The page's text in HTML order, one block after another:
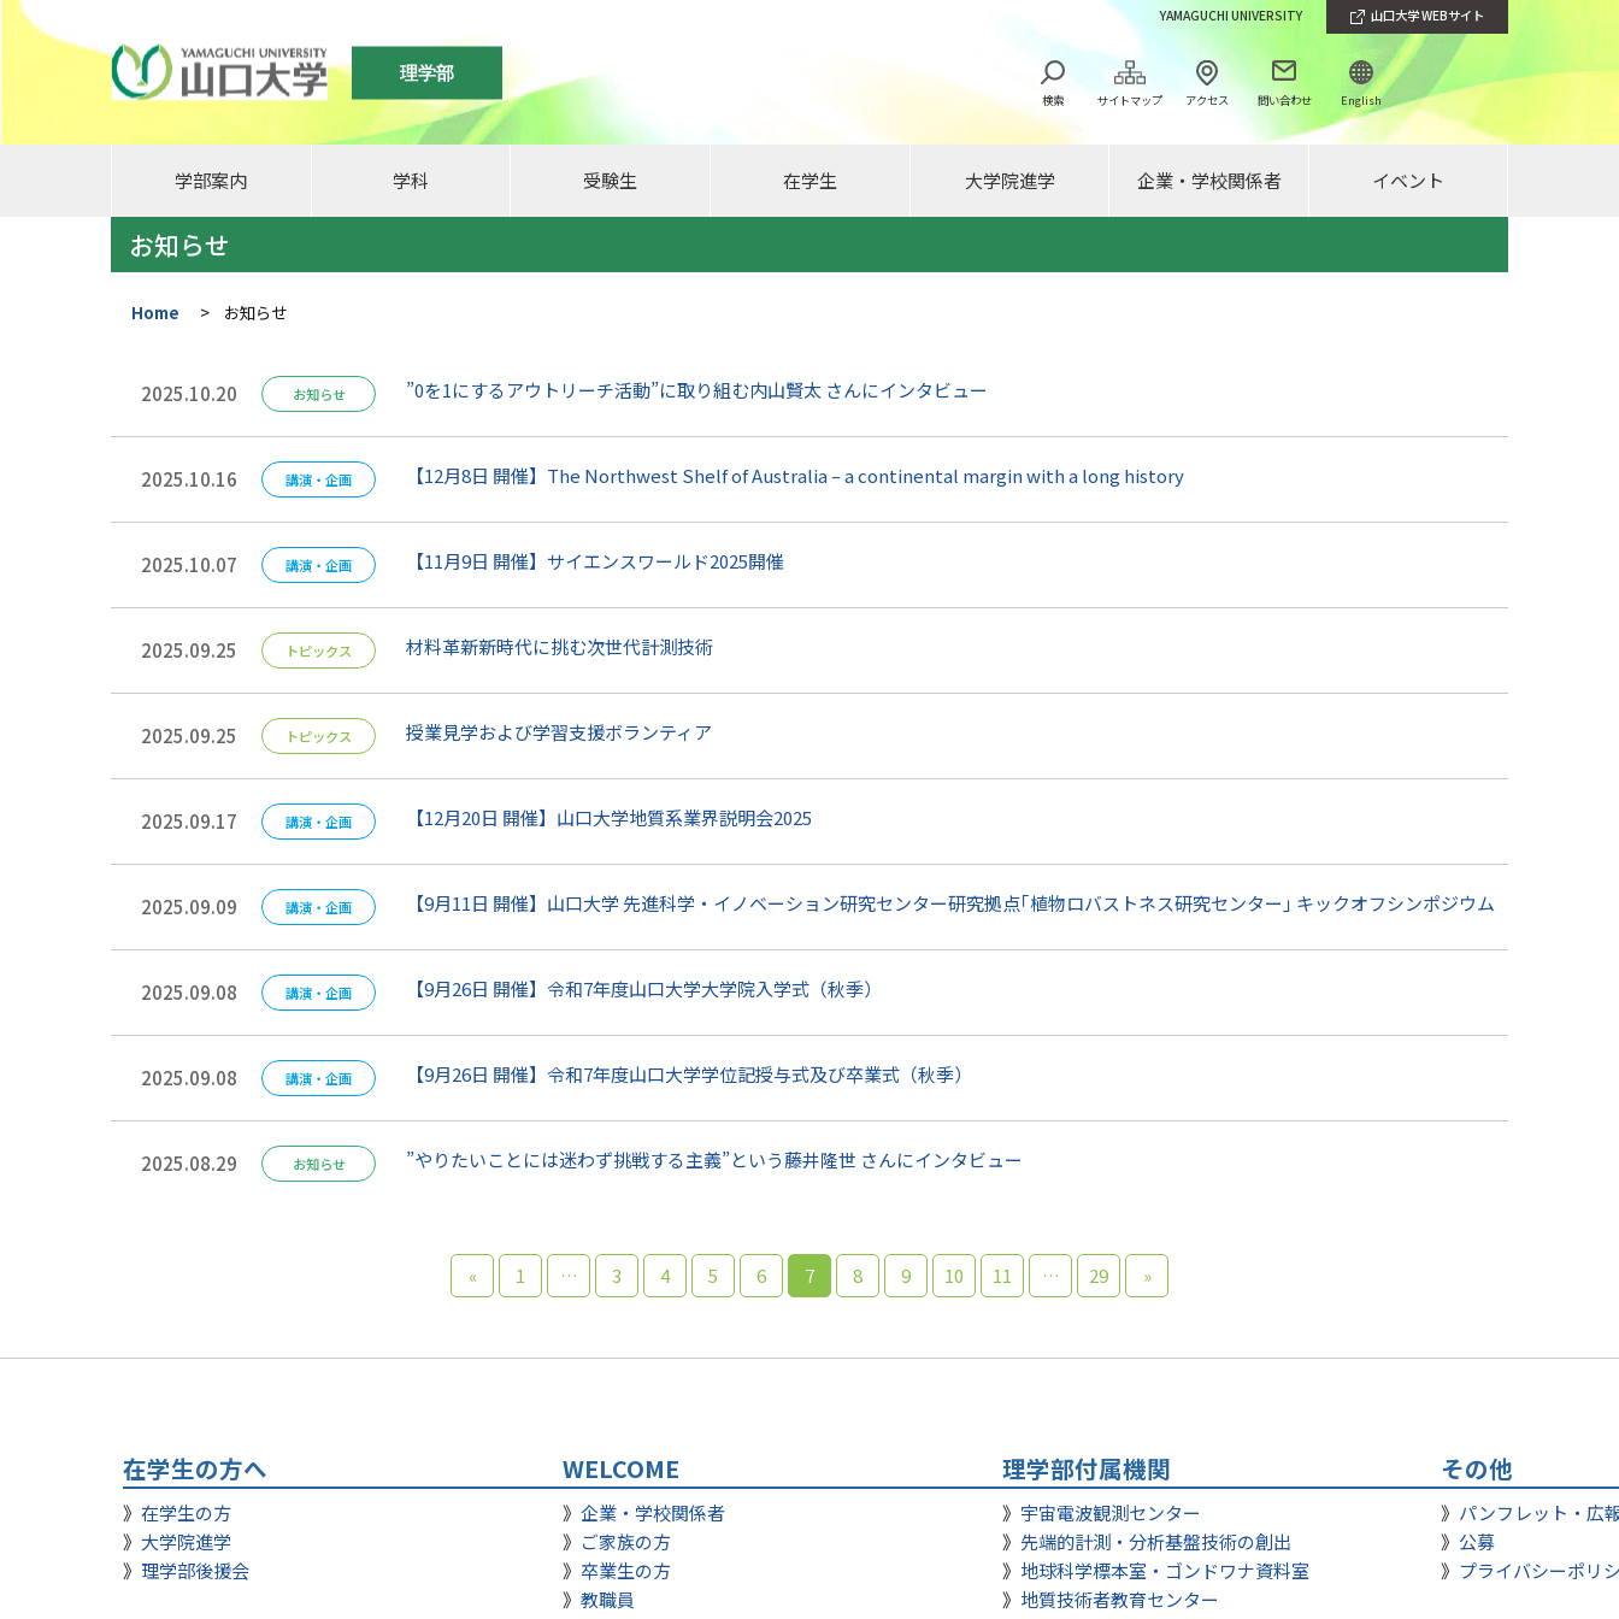
理学部
検索 サイトマップ アクセス 問い合わせ English
YAMAGUCHI UNIVERSITY 山口大学 WEBサイト
学部案内 学科 受験生 在学生 大学院進学 企業・学校関係者 イベント
お知らせ
Home > お知らせ
2025.10.20 お知らせ ”0を1にするアウトリーチ活動”に取り組む内山賢太 さんにインタビュー
2025.10.16 講演・企画 【12月8日 開催】The Northwest Shelf of Australia – a continental margin with a long history
2025.10.07 講演・企画 【11月9日 開催】サイエンスワールド2025開催
2025.09.25 トピックス 材料革新新時代に挑む次世代計測技術
2025.09.25 トピックス 授業見学および学習支援ボランティア
2025.09.17 講演・企画 【12月20日 開催】山口大学地質系業界説明会2025
2025.09.09 講演・企画 【9月11日 開催】山口大学 先進科学・イノベーション研究センター研究拠点｢植物ロバストネス研究センター｣ キックオフシンポジウム
2025.09.08 講演・企画 【9月26日 開催】令和7年度山口大学大学院入学式（秋季）
2025.09.08 講演・企画 【9月26日 開催】令和7年度山口大学学位記授与式及び卒業式（秋季）
2025.08.29 お知らせ ”やりたいことには迷わず挑戦する主義”という藤井隆世 さんにインタビュー
« 1 … 3 4 5 6 7 8 9 10 11 … 29 »
在学生の方へ
在学生の方
大学院進学
理学部後援会
WELCOME
企業・学校関係者
ご家族の方
卒業生の方
教職員
理学部付属機関
宇宙電波観測センター
先端的計測・分析基盤技術の創出
地球科学標本室・ゴンドワナ資料室
地質技術者教育センター
その他
パンフレット・広
公募
プライバシーポリ